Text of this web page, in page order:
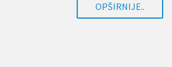
OPŠIRNIJE..